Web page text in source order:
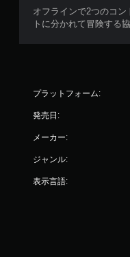
オフラインで2つのコ
トに分かれて冒険する
プラットフォーム:
発売日:
メーカー:
ジャンル:
表示言語: